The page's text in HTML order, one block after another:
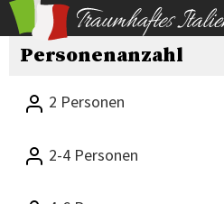
Personenanzahl
2 Personen
2-4 Personen